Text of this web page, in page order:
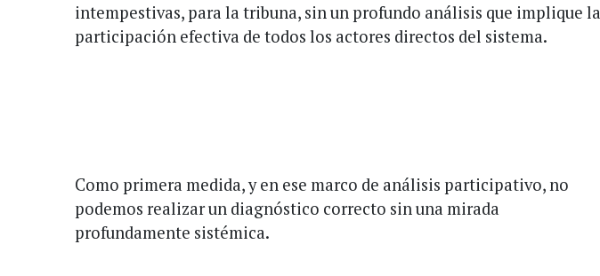
intempestivas, para la tribuna, sin un profundo análisis que implique la
participación efectiva de todos los actores directos del sistema.
Como primera medida, y en ese marco de análisis participativo, no
podemos realizar un diagnóstico correcto sin una mirada
profundamente sistémica.